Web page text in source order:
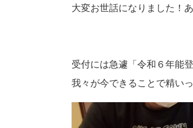
大変お世話になりました！
受付には急遽「令和６年能
我々が今できることで精い